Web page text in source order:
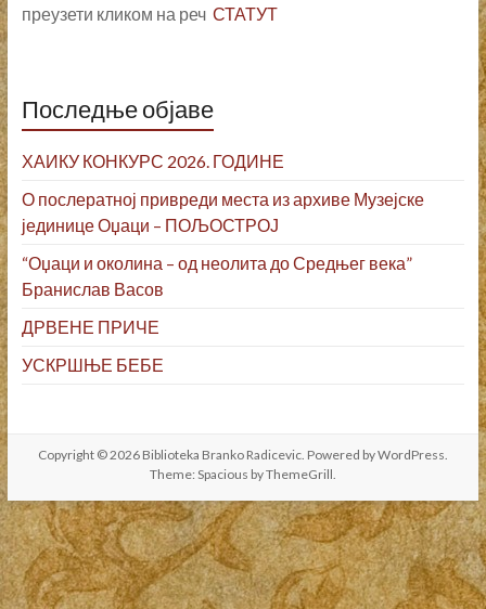
преузети кликом на реч СТАТУТ
Последње објаве
ХАИКУ КОНКУРС 2026. ГОДИНЕ
О послератној привреди места из архиве Музејске
јединице Оџаци – ПОЉОСТРОЈ
“Оџаци и околина – од неолита до Средњег века”
Бранислав Васов
ДРВЕНЕ ПРИЧЕ
УСКРШЊЕ БЕБЕ
Copyright © 2026 Biblioteka Branko Radicevic. Powered byWordPress.
Theme: Spacious byThemeGrill.